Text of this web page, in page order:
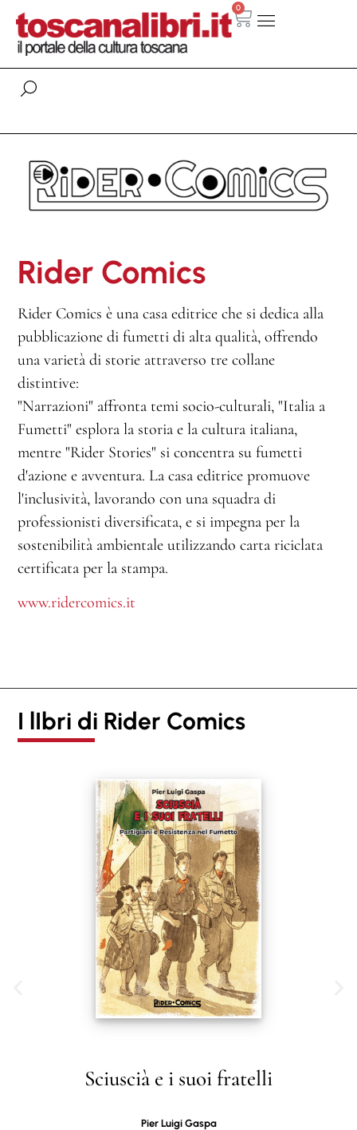
0
Rider Comics
Rider Comics è una casa editrice che si dedica alla
pubblicazione di fumetti di alta qualità, offrendo
una varietà di storie attraverso tre collane
distintive:
"Narrazioni" affronta temi socio-culturali, "Italia a
Fumetti" esplora la storia e la cultura italiana,
mentre "Rider Stories" si concentra su fumetti
d'azione e avventura. La casa editrice promuove
l'inclusività, lavorando con una squadra di
professionisti diversificata, e si impegna per la
sostenibilità ambientale utilizzando carta riciclata
certificata per la stampa.
www.ridercomics.it
I lIbri di Rider Comics
Sciuscià e i suoi fratelli
Pier Luigi Gaspa